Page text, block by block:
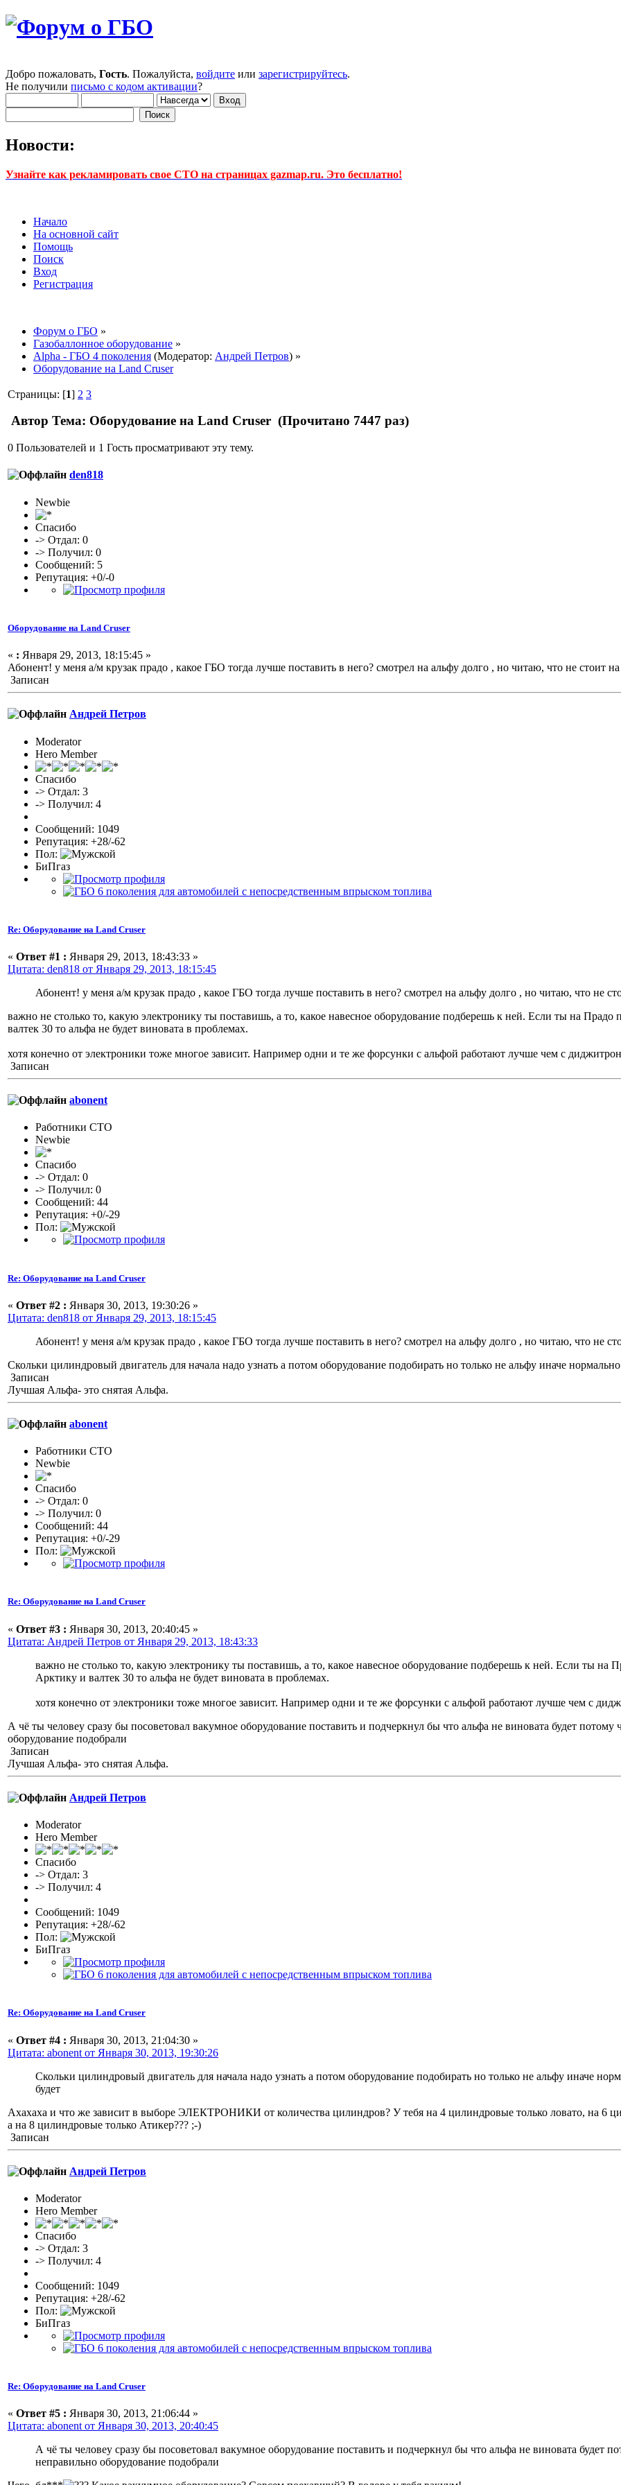
Добро пожаловать, Гость. Пожалуйста, войдите или зарегистрируйтесь.
Не получили письмо с кодом активации?
Новости:
Узнайте как рекламировать свое СТО на страницах gazmap.ru. Это бесплатно!
Начало
На основной сайт
Помощь
Поиск
Вход
Регистрация
Форум о ГБО »
Газобаллонное оборудование »
Alpha - ГБО 4 поколения (Модератор: Андрей Петров) »
Оборудование на Land Cruser
Страницы: [1] 2 3
Автор Тема: Оборудование на Land Cruser (Прочитано 7447 раз)
0 Пользователей и 1 Гость просматривают эту тему.
den818
Newbie
Спасибо
-> Отдал: 0
-> Получил: 0
Сообщений: 5
Репутация: +0/-0
Оборудование на Land Cruser
« : Января 29, 2013, 18:15:45 »
Абонент! у меня а/м крузак прадо , какое ГБО тогда лучше поставить в него? смотрел на альфу долго , но читаю, что не стоит
Записан
Андрей Петров
Moderator
Hero Member
Спасибо
-> Отдал: 3
-> Получил: 4
Сообщений: 1049
Репутация: +28/-62
Пол:
БиПгаз
Re: Оборудование на Land Cruser
« Ответ #1 : Января 29, 2013, 18:43:33 »
Цитата: den818 от Января 29, 2013, 18:15:45
Абонент! у меня а/м крузак прадо , какое ГБО тогда лучше поставить в него? смотрел на альфу долго , но читаю, что не
важно не столько то, какую электронику ты поставишь, а то, какое навесное оборудование подберешь к ней. Если ты на
валтек 30 то альфа не будет виновата в проблемах.
хотя конечно от электроники тоже многое зависит. Например одни и те же форсунки с альфой работают лучше чем с
Записан
abonent
Работники СТО
Newbie
Спасибо
-> Отдал: 0
-> Получил: 0
Сообщений: 44
Репутация: +0/-29
Пол:
Re: Оборудование на Land Cruser
« Ответ #2 : Января 30, 2013, 19:30:26 »
Цитата: den818 от Января 29, 2013, 18:15:45
Абонент! у меня а/м крузак прадо , какое ГБО тогда лучше поставить в него? смотрел на альфу долго , но читаю, что не
Скольки цилиндровый двигатель для начала надо узнать а потом оборудование подобирать но только не альфу иначе нормально
Записан
Лучшая Альфа- это снятая Альфа.
abonent
Работники СТО
Newbie
Спасибо
-> Отдал: 0
-> Получил: 0
Сообщений: 44
Репутация: +0/-29
Пол:
Re: Оборудование на Land Cruser
« Ответ #3 : Января 30, 2013, 20:40:45 »
Цитата: Андрей Петров от Января 29, 2013, 18:43:33
важно не столько то, какую электронику ты поставишь, а то, какое навесное оборудование подберешь к ней. Если ты на
Арктику и валтек 30 то альфа не будет виновата в проблемах.
хотя конечно от электроники тоже многое зависит. Например одни и те же форсунки с альфой работают лучше чем с
А чё ты человеу сразу бы посоветовал вакумное оборудование поставить и подчеркнул бы что альфа не виновата будет потому
оборудование подобрали
Записан
Лучшая Альфа- это снятая Альфа.
Андрей Петров
Moderator
Hero Member
Спасибо
-> Отдал: 3
-> Получил: 4
Сообщений: 1049
Репутация: +28/-62
Пол:
БиПгаз
Re: Оборудование на Land Cruser
« Ответ #4 : Января 30, 2013, 21:04:30 »
Цитата: abonent от Января 30, 2013, 19:30:26
Скольки цилиндровый двигатель для начала надо узнать а потом оборудование подобирать но только не альфу иначе
будет
Ахахаха и что же зависит в выборе ЭЛЕКТРОНИКИ от количества цилиндров? У тебя на 4 цилиндровые только ловато, на 6
а на 8 цилиндровые только Атикер??? ;-)
Записан
Андрей Петров
Moderator
Hero Member
Спасибо
-> Отдал: 3
-> Получил: 4
Сообщений: 1049
Репутация: +28/-62
Пол:
БиПгаз
Re: Оборудование на Land Cruser
« Ответ #5 : Января 30, 2013, 21:06:44 »
Цитата: abonent от Января 30, 2013, 20:40:45
А чё ты человеу сразу бы посоветовал вакумное оборудование поставить и подчеркнул бы что альфа не виновата будет
неправильно оборудование подобрали